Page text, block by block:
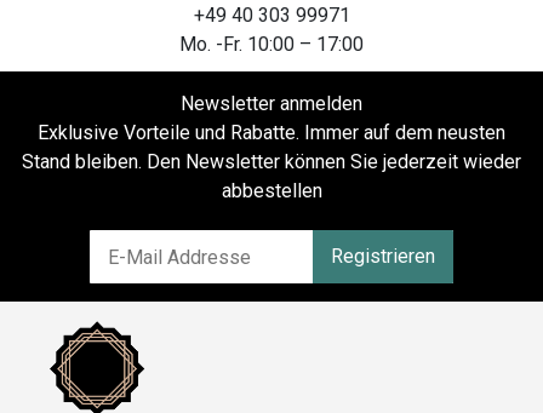
+49 40 303 99971
Mo. -Fr. 10:00 – 17:00
Newsletter anmelden
Exklusive Vorteile und Rabatte. Immer auf dem neusten
Stand bleiben. Den Newsletter können Sie jederzeit wieder
abbestellen
Registrieren